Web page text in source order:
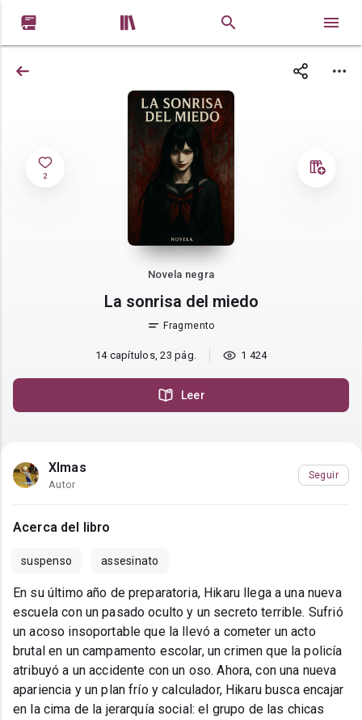
 
2
Novela negra
La sonrisa del miedo
Fragmento
14 capítulos, 23 pág. 1 424
Leer
Xlmas
Autor
Seguir
Acerca del libro
suspenso assesinato
En su último año de preparatoria, Hikaru llega a una nueva
escuela con un pasado oculto y un secreto terrible. Sufrió
un acoso insoportable que la llevó a cometer un acto
brutal en un campamento escolar, un crimen que la policía
atribuyó a un accidente con un oso. Ahora, con una nueva
apariencia y un plan frío y calculador, Hikaru busca encajar
en la cima de la jerarquía social: el grupo de las chicas